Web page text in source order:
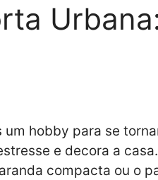
um hobby para se
e decora a
compacta ou o